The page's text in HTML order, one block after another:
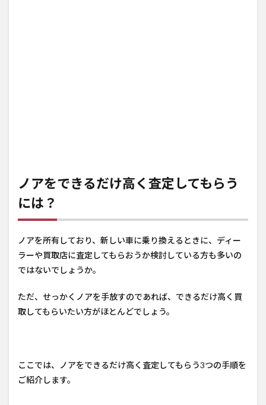
ノアをできるだけ高く査定してもらう
には？
ノアを所有しており、新しい車に乗り換えるときに、ディー
ラーや買取店に査定してもらおうか検討している方も多いの
ではないでしょうか。
ただ、せっかくノアを手放すのであれば、できるだけ高く買
取してもらいたい方がほとんどでしょう。
ここでは、ノアをできるだけ高く査定してもらう3つの手順を
ご紹介します。